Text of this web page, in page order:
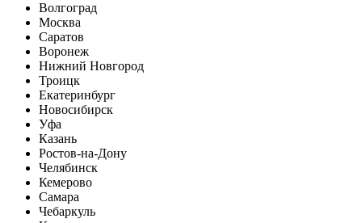
Волгоград
Москва
Саратов
Воронеж
Нижний Новгород
Троицк
Екатеринбург
Новосибирск
Уфа
Казань
Ростов-на-Дону
Челябинск
Кемерово
Самара
Чебаркуль